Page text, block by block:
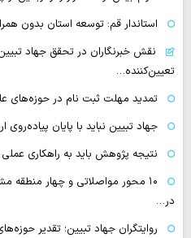
استاندار قم: توسعه استان بدون
نقش خبرنگاران در تحقق جهاد
تعیین‌کننده…
تمدید مهلت ثبت نام در حوزه‌های
جهاد تبیین نباید با پایان
نتیجه پژوهش باید به راهکاری
۱۰ محور مواصلاتی و چهار منطقه
در…
روایتگران جهاد تبیین؛ تقدیر